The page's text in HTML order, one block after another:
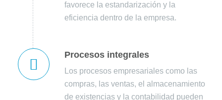
favorece la estandarización y la
eficiencia dentro de la empresa.
Procesos integrales
Los procesos empresariales como las
compras, las ventas, el almacenamiento
de existencias y la contabilidad pueden